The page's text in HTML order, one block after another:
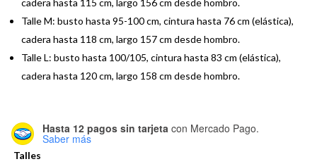
cadera hasta 115 cm, largo 156 cm desde hombro.
Talle M: busto hasta 95-100 cm, cintura hasta 76 cm (elástica),
cadera hasta 118 cm, largo 157 cm desde hombro.
Talle L: busto hasta 100/105, cintura hasta 83 cm (elástica),
cadera hasta 120 cm, largo 158 cm desde hombro.
Hasta 12 pagos sin tarjetacon Mercado Pago.
Saber más
Talles